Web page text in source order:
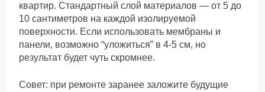
квартир. Стандартный слой материалов — от 5 до
10 сантиметров на каждой изолируемой
поверхности. Если использовать мембраны и
панели, возможно “уложиться” в 4-5 см, но
результат будет чуть скромнее.
Совет: при ремонте заранее заложите будущие